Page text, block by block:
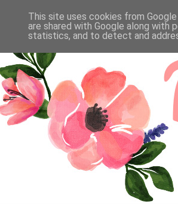
This site uses cookies from
are shared with Google along with
statistics, and to detect and